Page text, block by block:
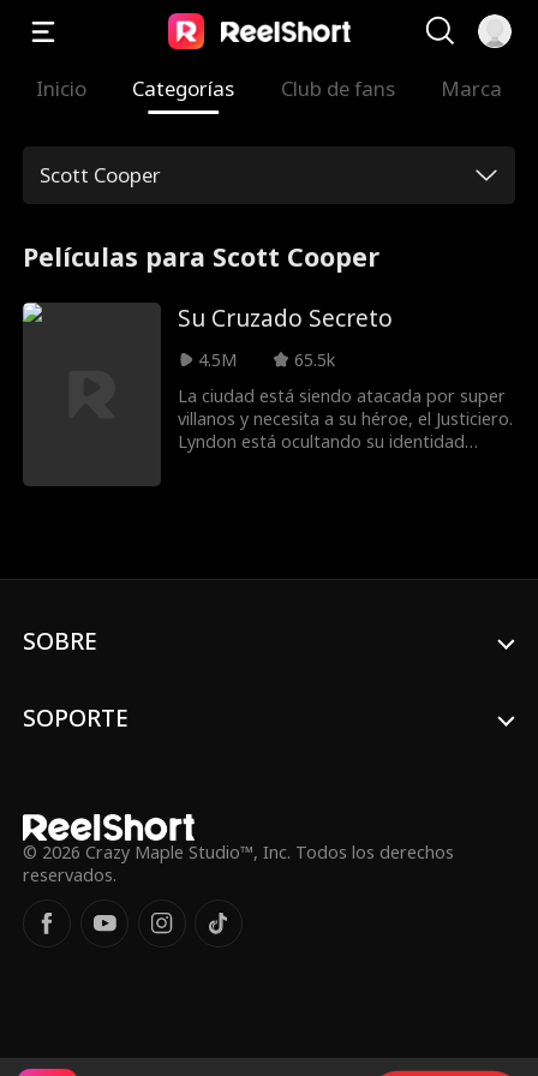
Inicio Categorías Club de fans Marca
Scott Cooper
Películas para Scott Cooper
Su Cruzado Secreto
4.5M
65.5k
La ciudad está siendo atacada por super
villanos y necesita a su héroe, el Justiciero.
Lyndon está ocultando su identidad
Justiciero para salvar la vida de Nadia?
SOBRE
SOPORTE
© 2026 Crazy Maple Studio™, Inc. Todos los derechos
reservados.